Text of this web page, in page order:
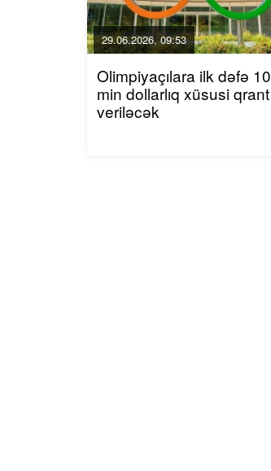
29.06.2026, 09:53
Olimpiyaçılara ilk dəfə 10
min dollarlıq xüsusi qrant
veriləcək